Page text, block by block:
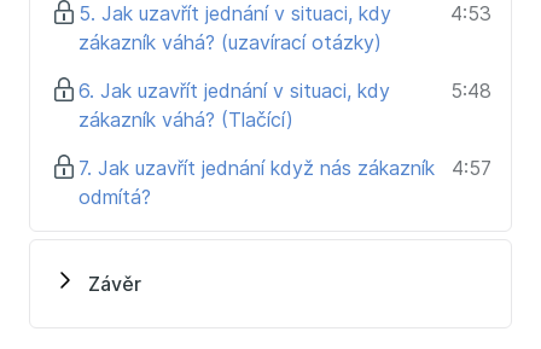
Profesionály, kteří se chtějí naučit nové,
respektující techniky prodeje.
Profesionály, kteří nesnáší vědomí, ze MUSÍ
prodávat své služby a chtěli by se naučit, jak
Pro všechny, kteří umí zjistit potřebu, jsou nadšeni
svým produktem, ale nevědí, jak celé jednání
dotáhnout do konce.
5. Jak uzavřít jednání v situaci, kdy
zákazník váhá? (uzavírací otázky)
4:53
6. Jak uzavřít jednání v situaci, kdy
zákazník váhá? (Tlačící)
5:48
7. Jak uzavřít jednání když nás zákazník
odmítá?
4:57
Závěr